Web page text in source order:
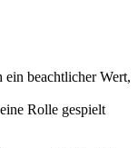
beachtlicher Wert,
Rolle gespielt